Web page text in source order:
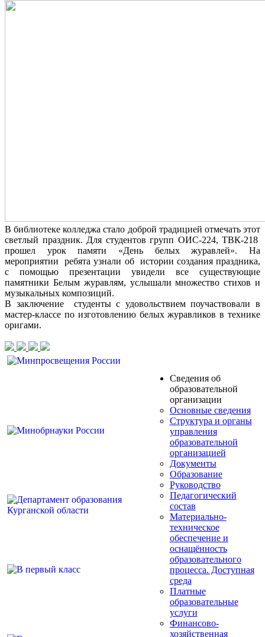
В библиотеке колледжа стало доброй традицией отмечать этот
светлый праздник. Для студентов групп ОИС-224, ТВК-218
прошел урок памяти «День белых журавлей». На
мероприятии ребята узнали об истории создания праздника,
с помощью презентации увидели все существующие
памятники Белым журавлям, услышали множество стихов и
музыкальных композиций.
В заключение студенты с удовольствием поучаствовали в
мастер-классе по изготовлению белых журавликов в технике
оригами.
Сведения об
образовательной
организации
Основные сведения
Структура и органы
управления
образовательной
организацией
Документы
Образование
Руководство
Педагогический
состав
Материально-
техническое
обеспечение и
оснащённость
образовательного
процесса. Доступная
среда
Платные
образовательные
услуги
Финансово-
хозяйственная